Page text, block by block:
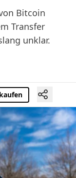
Bitcoin
Transfer
unklar.